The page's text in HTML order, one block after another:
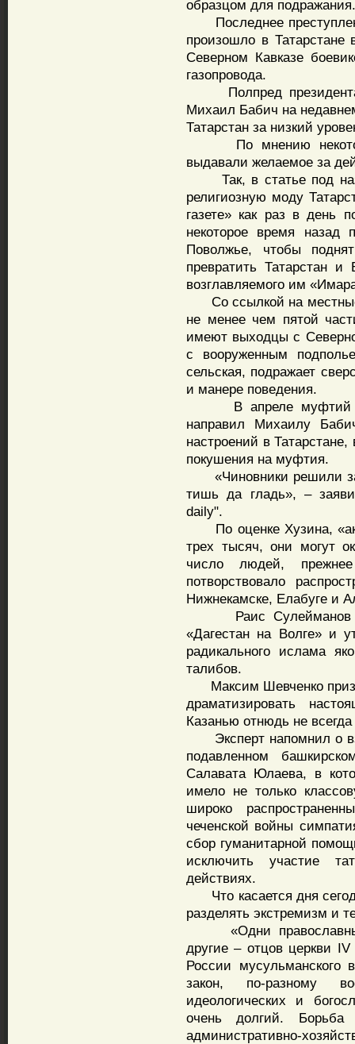
образцом для подражания.
Последнее
произошло в Татарстане
Северном Кавказе
газопровода.
Полпред президента
Михаил Бабич на
Татарстан за низкий
По мнению
выдавали желаемое за
Так, в статье под
религиозную моду
газете» как раз в день
некоторое время назад
Поволжье, чтобы
превратить Татарстан
возглавляемого им
Со ссылкой на местные
не менее чем пятой
имеют выходцы с
с вооруженным
сельская, подражает
и манере поведения.
В апреле муфтий
направил Михаилу
настроений в
покушения на муфтия.
«Чиновники решили
тишь да гладь», –
daily".
По оценке Хузина,
трех тысяч, они могут
число людей, прежнее
потворствовало
Нижнекамске, Елабуге и
Раис Сулейманов
«Дагестан на Волге» и
радикального ислама
талибов.
Максим Шевченко
драматизировать
Казанью отнюдь не
Эксперт напомнил о
подавленном
Салавата Юлаева, в
имело не только
широко
чеченской войны
сбор гуманитарной
исключить участие
действиях.
Что касается дня
разделять экстремизм и
«Одни православные
другие – отцов церкви
России мусульманского
закон, по-разному
идеологических и
очень долгий. Борьба
административно-